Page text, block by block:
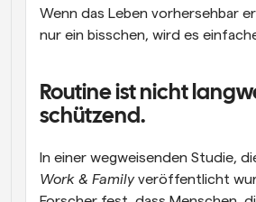
Wenn das Leben vorhersehbar
nur ein bisschen, wird es
Routine ist nicht
schützend.
In einer wegweisenden Studie,
Work & Family veröffentlicht